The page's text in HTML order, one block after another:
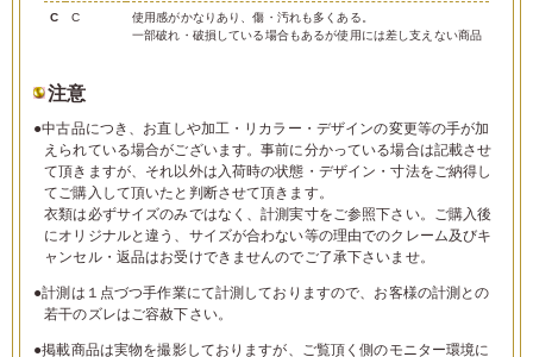
C C
使用感がかなりあり、傷・汚れも多くある。
一部破れ・破損している場合もあるが使用には差し支えない商品
注意
●中古品につき、お直しや加工・リカラー・デザインの変更等の手が加
えられている場合がございます。事前に分かっている場合は記載させ
て頂きますが、それ以外は入荷時の状態・デザイン・寸法をご納得し
てご購入して頂いたと判断させて頂きます。
衣類は必ずサイズのみではなく、計測実寸をご参照下さい。ご購入後
にオリジナルと違う、サイズが合わない等の理由でのクレーム及びキ
ャンセル・返品はお受けできませんのでご了承下さいませ。
●計測は１点づつ手作業にて計測しておりますので、お客様の計測との
若干のズレはご容赦下さい。
●掲載商品は実物を撮影しておりますが、ご覧頂く側のモニター環境に